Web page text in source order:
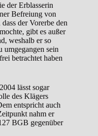
der Erblasserin
Befreiung von
der Vorerbe den
gibt es außer
weshalb er so
umgegangen sein
betrachtet haben
lässt sogar
des Klägers
entspricht auch
nahm er
BGB gegenüber